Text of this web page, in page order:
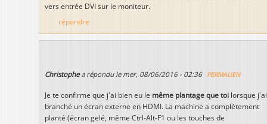
vers entrée DVI sur le moniteur.
répondre
Christophea répondu le mer, 08/06/2016 - 02:36 PERMALIEN
Je te confirme que j'ai bien eu le même plantage que toi lorsque j'ai
branché un écran externe en HDMI. La machine a complètement
planté (écran gelé, même Ctrl-Alt-F1 ou les touches de